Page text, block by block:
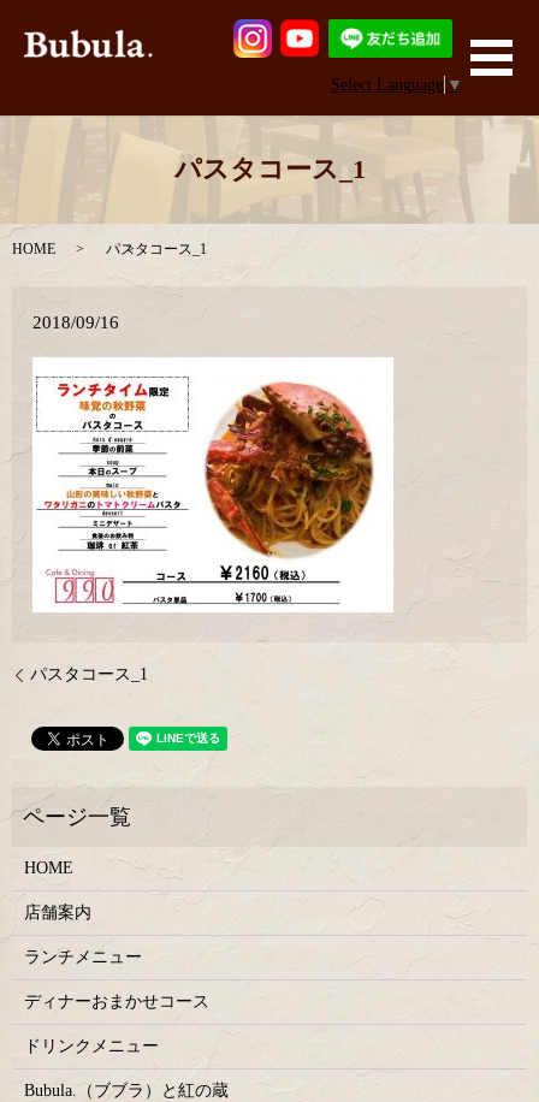
Select Language ▼
メ
パスタコース_1
HOME パスタコース_1
2018/09/16
パスタコース_1
HOME
店舗案内
ランチメニュー
ディナーおまかせコース
ドリンクメニュー
Bubula.（ブブラ）と紅の蔵